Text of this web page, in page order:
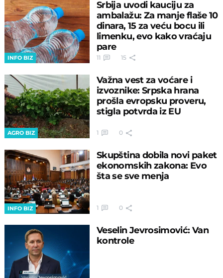
INFO BIZ
Srbija uvodi kauciju za
ambalažu: Za manje flaše 10
dinara, 15 za veću bocu ili
limenku, evo kako vraćaju
pare
11 15
AGRO BIZ
Važna vest za voćare i
izvoznike: Srpska hrana
prošla evropsku proveru,
stigla potvrda iz EU
1 0
INFO BIZ
Skupština dobila novi paket
ekonomskih zakona: Evo
šta se sve menja
1 0
Veselin Jevrosimović: Van
kontrole